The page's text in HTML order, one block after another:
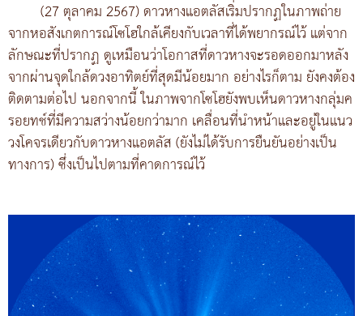
(27 ตุลาคม 2567) ดาวหางแอตลัสเริ่มปรากฏในภาพถ่าย
จากหอสังเกตการณ์โซโฮใกล้เคียงกับเวลาที่ได้พยากรณ์ไว้ แต่จาก
ลักษณะที่ปรากฏ ดูเหมือนว่าโอกาสที่ดาวหางจะรอดออกมาหลัง
จากผ่านจุดใกล้ดวงอาทิตย์ที่สุดมีน้อยมาก อย่างไรก็ตาม ยังคงต้อง
ติดตามต่อไป นอกจากนี้ ในภาพจากโซโฮยังพบเห็นดาวหางกลุ่มค
รอยทช์ที่มีความสว่างน้อยกว่ามาก เคลื่อนที่นำหน้าและอยู่ในแนว
วงโคจรเดียวกับดาวหางแอตลัส (ยังไม่ได้รับการยืนยันอย่างเป็น
ทางการ) ซึ่งเป็นไปตามที่คาดการณ์ไว้